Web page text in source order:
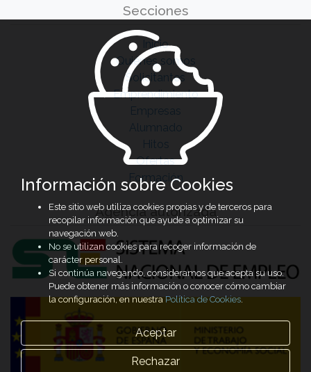
Secciones
Inicio
Quiénes somos
Solicitantes
Emprendimiento
Empresas
Alumnado
Hitos
Ofertas
Formación
Agencia autorizada
Información sobre Cookies
Este sitio web utiliza cookies propias y de terceros para
recopilar información que ayude a optimizar su
navegación web.
No se utilizan cookies para recoger información de
carácter personal.
Si continúa navegando, consideramos que acepta su uso.
Puede obtener más información o conocer cómo cambiar
la configuración, en nuestraPolítica de Cookies.
Aceptar
Rechazar